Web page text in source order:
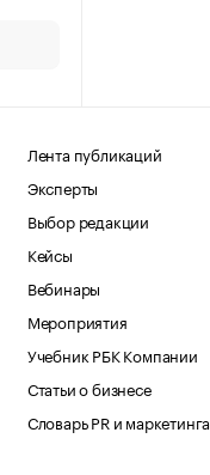
Лента публикаций
Эксперты
Выбор редакции
Кейсы
Вебинары
Мероприятия
Учебник РБК Компании
Статьи о бизнесе
Словарь PR и маркетинга